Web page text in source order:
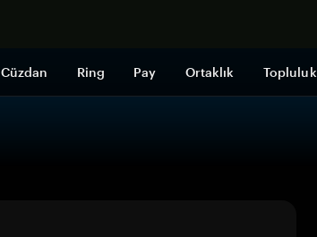
Cüzdan Ring Pay Ortaklık Topluluk